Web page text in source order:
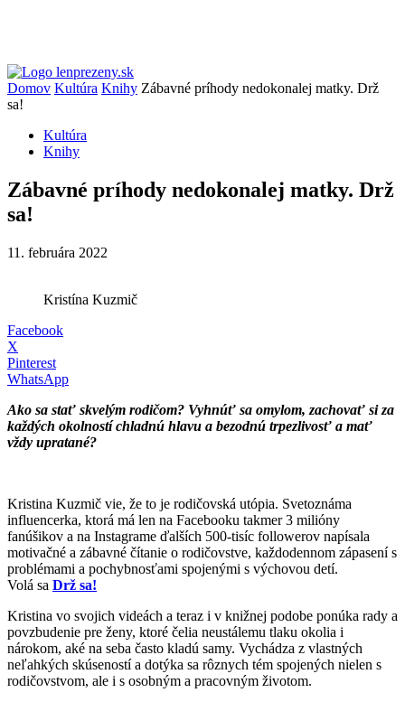
Domov Kultúra Knihy Zábavné príhody nedokonalej matky. Drž
sa!
Kultúra
Knihy
Zábavné príhody nedokonalej matky. Drž
sa!
11. februára 2022
Kristína Kuzmič
Facebook
X
Pinterest
WhatsApp
Ako sa stať skvelým rodičom? Vyhnúť sa omylom, zachovať si za
každých okolností chladnú hlavu a bezodnú trpezlivosť a mať
vždy upratané?
Kristina Kuzmič vie, že to je rodičovská utópia. Svetoznáma
influencerka, ktorá má len na Facebooku takmer 3 milióny
fanúšikov a na Instagrame ďalších 500-tisíc followerov napísala
motivačné a zábavné čítanie o rodičovstve, každodennom zápasení s
problémami a pochybnosťami spojenými s výchovou detí.
Volá sa Drž sa!
Kristina vo svojich videách a teraz i v knižnej podobe ponúka rady a
povzbudenie pre ženy, ktoré čelia neustálemu tlaku okolia i
nárokom, aké na seba často kladú samy. Vychádza z vlastných
neľahkých skúseností a dotýka sa rôznych tém spojených nielen s
rodičovstvom, ale i s osobným a pracovným životom.